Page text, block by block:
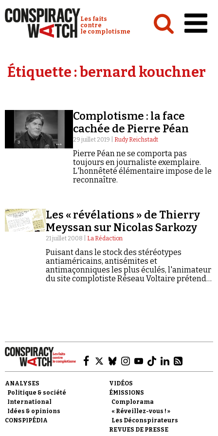
Conspiracy Watch :
Les faits
contre
le complotisme
Analyses
Vidéos
Émissions
Revues de presse
Newsletter
Demander à Vera
Étiquette :bernard kouchner
Complotisme : la face
cachée de Pierre Péan
29 juillet 2019 | Rudy Reichstadt
Pierre Péan ne se comporta pas
toujours en journaliste exemplaire.
L'honnêteté élémentaire impose de le
reconnaître.
Les « révélations » de Thierry
Meyssan sur Nicolas Sarkozy
21 juillet 2008 | La Rédaction
Puisant dans le stock des stéréotypes
antiaméricains, antisémites et
antimaçonniques les plus éculés, l'animateur
du site complotiste Réseau Voltaire prétend
ANALYSES
Politique & société
International
Idées & opinions
CONSPIPÉDIA
VIDÉOS
ÉMISSIONS
Complorama
« Réveillez-vous ! »
Les Déconspirateurs
REVUES DE PRESSE